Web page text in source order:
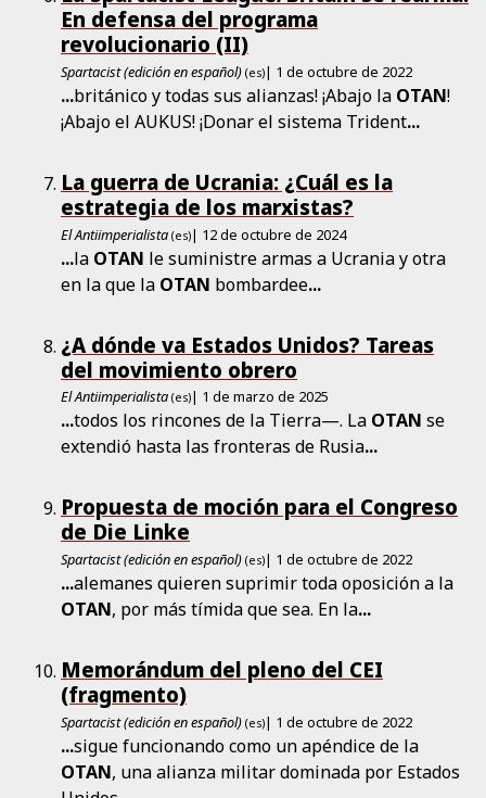
En defensa del programa
revolucionario (II)
Spartacist (edición en español) (es)| 1 de octubre de 2022
...británico y todas sus alianzas! ¡Abajo la OTAN!
¡Abajo el AUKUS! ¡Donar el sistema Trident...
La guerra de Ucrania: ¿Cuál es la
estrategia de los marxistas?
El Antiimperialista (es)| 12 de octubre de 2024
...la OTAN le suministre armas a Ucrania y otra
en la que la OTAN bombardee...
¿A dónde va Estados Unidos? Tareas
del movimiento obrero
El Antiimperialista (es)| 1 de marzo de 2025
...todos los rincones de la Tierra—. La OTAN se
extendió hasta las fronteras de Rusia...
Propuesta de moción para el Congreso
de Die Linke
Spartacist (edición en español) (es)| 1 de octubre de 2022
...alemanes quieren suprimir toda oposición a la
OTAN, por más tímida que sea. En la...
Memorándum del pleno del CEI
(fragmento)
Spartacist (edición en español) (es)| 1 de octubre de 2022
...sigue funcionando como un apéndice de la
OTAN, una alianza militar dominada por Estados